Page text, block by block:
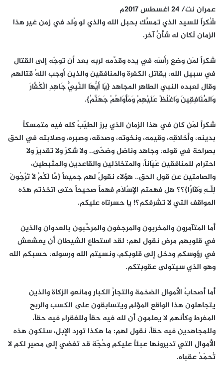
عمران نت/ 24 اغسطس 2017م
شُكراً للسيد الذي تمسَّك بحبل الله والذي لو وُلد في زمن غير هذا
الزمان لَكان له شأنٌ آخر.
شكراً لمَن وضع رأسَه في يده وقدَّمه لربه بعد أن توجّه إلى القتال
في سبيل الله، يقاتل الكفرة والمنافقين والذين أوجب اللهُ قتالهم
وقال لعبده النبي الطاهر المجاهد {يَا أَيُّهَا النَّبِيُّ جَاهِدِ الْكُفَّارَ
وَالْمُنَافِقِينَ وَاغْلُظْ عَلَيْهِمْ وَمَأْوَاهُمْ جَهَنَّمُ}.
شكراً لمَن كان في هذا الزمان الذي برز الطيّبُ كله فيه متمسكاً
بدينه، وأخلاقِه، وقيمه، ونخوته، وصدقه، وصبره، وصلابته في الحق
بصراحة في قوله، وجاهد وناضل وضحّى.. ولا شكرَ ولا تقديرَ ولا
احترام للمنافقين عَيَاناً، والمتخاذلين والقاعدين والمثبطين،
والصامتين عن قول الحق.. هؤلاء نقولُ لهم جميعاً {مَّا لَكُمْ لاَ تَرْجُونَ
لِلَّـهِ وَقَارًا}؟؟ هل فهمتم الإسْلَام فهماً صحيحاً حتى اتخذتم هذه
المواقف التي لا تشرفكم؟! يا حسرتاه عليكم.
أما المتآمرون والمخربون والمرجفون والمرحِّبون بالعدوان والذين
في قلوبهم مرض نقول لهم: لقد استطاع الشيطان أن يعشعش
في رؤوسكم ودخل إلى قلوبكم، ونسيتم الله ورسوله، حسبكم الله
وهو الذي سيتولى عقوبتكم.
أما أصحابُ الأموال الضخمة والتجارُ الكبار ومانعو الزكاة والذين
يتجاهلون هذا الواقع المؤلم ويتسابقون على الكسب والربح
المفرط وكأنهم لا يعلمون أن لله فيه حقاً وللفقراء فيه حقاً،
وللمجاهدين فيه حقاً، نقول لهم: ما هكذا تورد الإبل، ستكون هذه
الأموال التي تديرونها عبئاً عليكم وحُجّة قد تفضي إلى مصيرٍ لكم لا
تُحمَدُ عقباه.